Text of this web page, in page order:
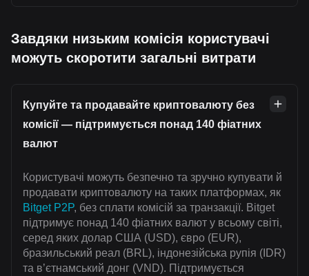
Завдяки низьким комісія користувачі
можуть скоротити загальні витрати
Купуйте та продавайте криптовалюту без
комісії — підтримується понад 140 фіатних
валют
Користувачі можуть безпечно та зручно купувати й
продавати криптовалюту на таких платформах, як
Bitget P2P, без сплати комісій за транзакції. Bitget
підтримує понад 140 фіатних валют у всьому світі,
серед яких долар США (USD), євро (EUR),
бразильський реал (BRL), індонезійська рупія (IDR)
та в’єтнамський донг (VND). Підтримується